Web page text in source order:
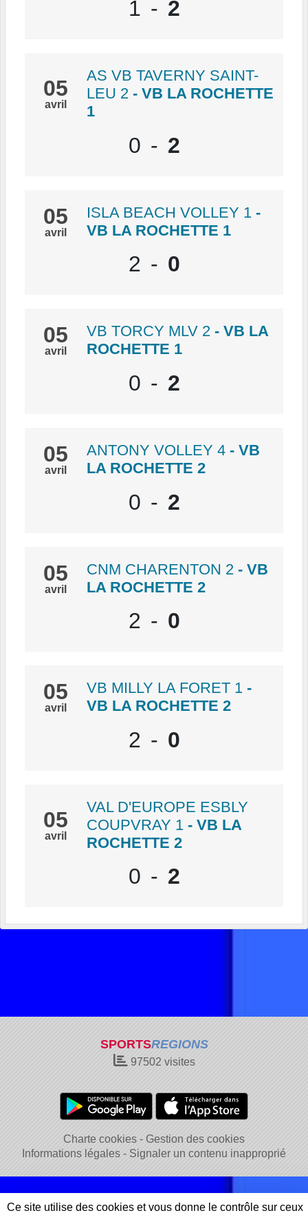
1 - 2
05
avril
AS VB TAVERNY SAINT-
LEU 2 - VB LA ROCHETTE
1
0 - 2
05
avril
ISLA BEACH VOLLEY 1 -
VB LA ROCHETTE 1
2 - 0
05
avril
VB TORCY MLV 2 - VB LA
ROCHETTE 1
0 - 2
05
avril
ANTONY VOLLEY 4 - VB
LA ROCHETTE 2
0 - 2
05
avril
CNM CHARENTON 2 - VB
LA ROCHETTE 2
2 - 0
05
avril
VB MILLY LA FORET 1 -
VB LA ROCHETTE 2
2 - 0
05
avril
VAL D'EUROPE ESBLY
COUPVRAY 1 - VB LA
ROCHETTE 2
0 - 2
SPORTSREGIONS
97502 visites
Charte cookies
Gestion des cookies
Informations légales
Signaler un contenu inapproprié
Ce site utilise des cookies et vous donne le contrôle sur ceux